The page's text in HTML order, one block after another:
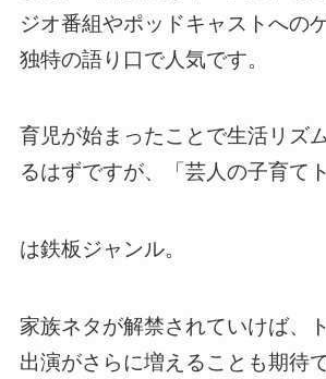
ジオ番組やポッドキャストへの
独特の語り口で人気です。
育児が始まったことで生活リズ
るはずですが、「芸人の子育て
は鉄板ジャンル。
家族ネタが解禁されていけば、
出演がさらに増えることも期待